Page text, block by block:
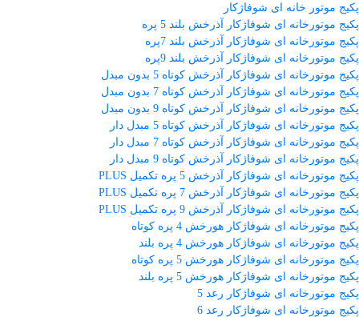
پکیج موتور خانه ای شوفاژکار
پکیج موتورخانه ای شوفاژکار آذرخش بلند 5 پره
پکیج موتورخانه ای شوفاژکار آذرخش بلند 7پره
پکیج موتورخانه ای شوفاژکار آذرخش بلند 9پره
پکیج موتورخانه ای شوفاژکار آذرخش کوتاه 5 بدون مبدل
پکیج موتورخانه ای شوفاژکار آذرخش کوتاه 7 بدون مبدل
پکیج موتورخانه ای شوفاژکار آذرخش کوتاه 9 بدون مبدل
پکیج موتورخانه ای شوفاژکار آذرخش کوتاه 5 مبدل دار
پکیج موتورخانه ای شوفاژکار آذرخش کوتاه 7 مبدل دار
پکیج موتورخانه ای شوفاژکار آذرخش کوتاه 9 مبدل دار
پکیج موتورخانه ای شوفاژکار آذرخش 5 پره تکمیل PLUS
پکیج موتورخانه ای شوفاژکار آذرخش 7 پره تکمیل PLUS
پکیج موتورخانه ای شوفاژکار آذرخش 9 پره تکمیل PLUS
پکیج موتورخانه ای شوفاژکار هورخش 4 پره کوتاه
پکیج موتورخانه ای شوفاژکار هورخش 4 پره بلند
پکیج موتورخانه ای شوفاژکار هورخش 5 پره کوتاه
پکیج موتورخانه ای شوفاژکار هورخش 5 پره بلند
پکیج موتورخانه ای شوفاژکار رعد 5
پکیج موتورخانه ای شوفاژکار رعد 6